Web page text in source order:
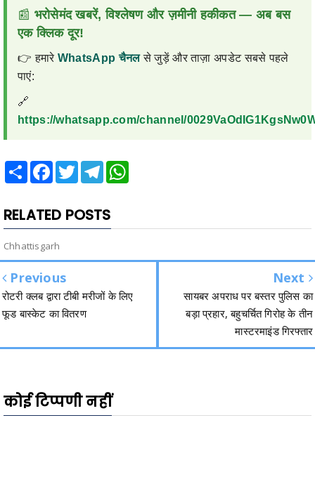
📰 भरोसेमंद खबरें, विश्लेषण और ज़मीनी हकीकत — अब बस
एक क्लिक दूर!
👉 हमारे WhatsApp चैनलसे जुड़ें और ताज़ा अपडेट सबसे पहले
पाएं:
🔗
https://whatsapp.com/channel/
Share Facebook
TwitterTelegram
RELATED POSTS
Chhattisgarh
Previous
रोटरी क्लब द्वारा टीबी मरीजों के लिए
फूड बास्केट का वितरण
Next
सायबर अपराध पर बस्तर पुलिस का
बड़ा प्रहार, बहुचर्चित गिरोह के तीन
मास्टरमाइंड गिरफ्तार
कोई टिप्पणी नहीं